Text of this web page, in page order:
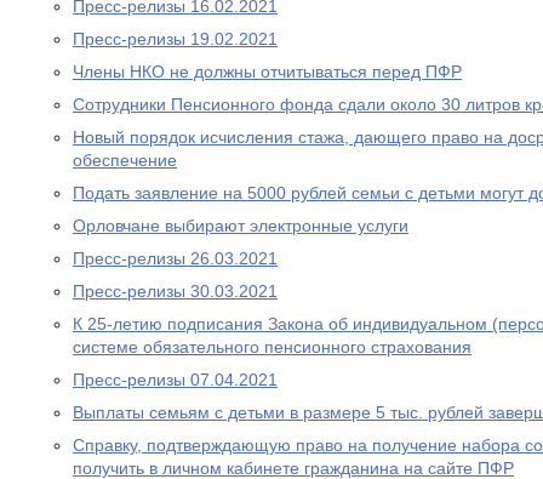
Пресс-релизы 16.02.2021
Пресс-релизы 19.02.2021
Члены НКО не должны отчитываться перед ПФР
Сотрудники Пенсионного фонда сдали около 30 литров
Новый порядок исчисления стажа, дающего право на
обеспечение
Подать заявление на 5000 рублей семьи с детьми могут
Орловчане выбирают электронные услуги
Пресс-релизы 26.03.2021
Пресс-релизы 30.03.2021
К 25-летию подписания Закона об индивидуальном
системе обязательного пенсионного страхования
Пресс-релизы 07.04.2021
Выплаты семьям с детьми в размере 5 тыс. рублей
Справку, подтверждающую право на получение набора
получить в личном кабинете гражданина на сайте ПФР